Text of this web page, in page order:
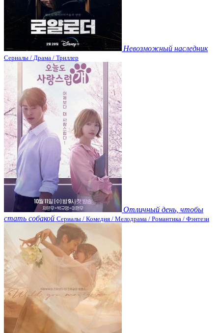
Невозможный наследник
Сериалы / Драма / Триллер
Отличный день, чтобы
стать собакой Сериалы / Комедия / Мелодрама / Романтика / Фэнтези